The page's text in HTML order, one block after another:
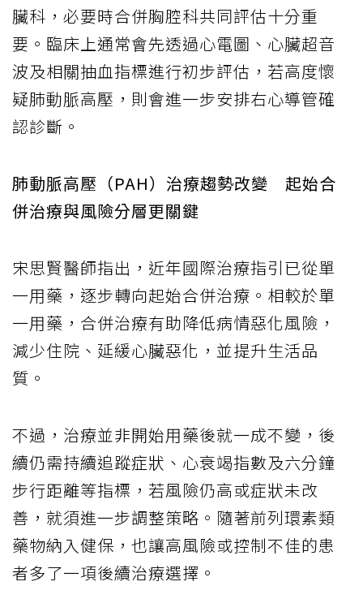
臟科，必要時合併胸腔科共同評估十分重
要。臨床上通常會先透過心電圖、心臟超音
波及相關抽血指標進行初步評估，若高度懷
疑肺動脈高壓，則會進一步安排右心導管確
認診斷。
肺動脈高壓（PAH）治療趨勢改變 起始合
併治療與風險分層更關鍵
宋思賢醫師指出，近年國際治療指引已從單
一用藥，逐步轉向起始合併治療。相較於單
一用藥，合併治療有助降低病情惡化風險，
減少住院、延緩心臟惡化，並提升生活品
質。
不過，治療並非開始用藥後就一成不變，後
續仍需持續追蹤症狀、心衰竭指數及六分鐘
步行距離等指標，若風險仍高或症狀未改
善，就須進一步調整策略。隨著前列環素類
藥物納入健保，也讓高風險或控制不佳的患
者多了一項後續治療選擇。